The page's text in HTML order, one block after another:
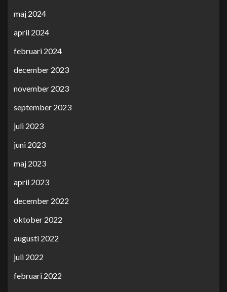
maj 2024
april 2024
februari 2024
december 2023
november 2023
september 2023
juli 2023
juni 2023
maj 2023
april 2023
december 2022
oktober 2022
augusti 2022
juli 2022
februari 2022